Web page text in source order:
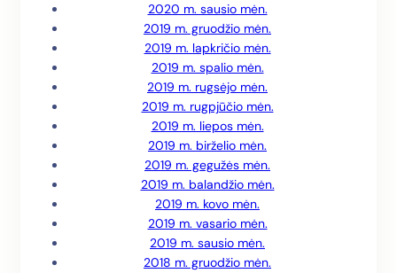
2020 m. sausio mėn.
2019 m. gruodžio mėn.
2019 m. lapkričio mėn.
2019 m. spalio mėn.
2019 m. rugsėjo mėn.
2019 m. rugpjūčio mėn.
2019 m. liepos mėn.
2019 m. birželio mėn.
2019 m. gegužės mėn.
2019 m. balandžio mėn.
2019 m. kovo mėn.
2019 m. vasario mėn.
2019 m. sausio mėn.
2018 m. gruodžio mėn.